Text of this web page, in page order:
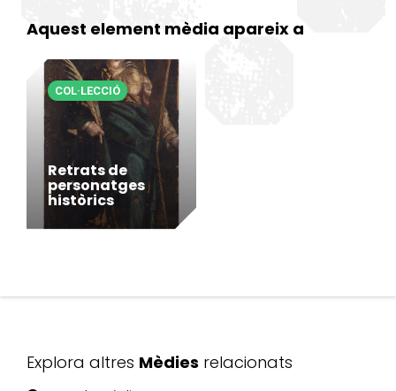
Aquest element mèdia apareix a
Retrats de
personatges
històrics
COL·LECCIÓ
Explora altres Mèdies relacionats